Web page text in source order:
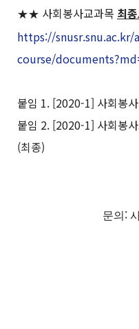
★★ 사회봉사교과목 최
https://
course/
붙임 1. [2020-1] 사회봉
붙임 2. [2020-1] 사회봉
(최종)
문의 :